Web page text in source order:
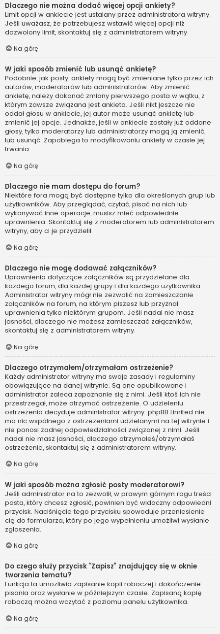
Dlaczego nie można dodać więcej opcji ankiety?
Limit opcji w ankiecie jest ustalany przez administratora witryny.
Jeśli uważasz, że potrzebujesz wstawić więcej opcji niż
dozwolony limit, skontaktuj się z administratorem witryny.
Na górę
W jaki sposób zmienić lub usunąć ankietę?
Podobnie, jak posty, ankiety mogą być zmieniane tylko przez ich
autorów, moderatorów lub administratorów. Aby zmienić
ankietę, należy dokonać zmiany pierwszego posta w wątku, z
którym zawsze związana jest ankieta. Jeśli nikt jeszcze nie
oddał głosu w ankiecie, jej autor może usunąć ankietę lub
zmienić jej opcje. Jednakże, jeśli w ankiecie zostały już oddane
głosy, tylko moderatorzy lub administratorzy mogą ją zmienić,
lub usunąć. Zapobiega to modyfikowaniu ankiety w czasie jej
trwania.
Na górę
Dlaczego nie mam dostępu do forum?
Niektóre fora mogą być dostępne tylko dla określonych grup lub
użytkowników. Aby przeglądać, czytać, pisać na nich lub
wykonywać inne operacje, musisz mieć odpowiednie
uprawnienia. Skontaktuj się z moderatorem lub administratorem
witryny, aby ci je przydzielił.
Na górę
Dlaczego nie mogę dodawać załączników?
Uprawnienia dotyczące załączników są przydzielane dla
każdego forum, dla każdej grupy i dla każdego użytkownika.
Administrator witryny mógł nie zezwolić na zamieszczanie
załączników na forum, na którym piszesz lub przyznał
uprawnienia tylko niektórym grupom. Jeśli nadal nie masz
jasności, dlaczego nie możesz zamieszczać załączników,
skontaktuj się z administratorem witryny.
Na górę
Dlaczego otrzymałem/otrzymałam ostrzeżenie?
Każdy administrator witryny ma swoje zasady i regulaminy
obowiązujące na danej witrynie. Są one opublikowane i
administrator zaleca zapoznanie się z nimi. Jeśli ktoś ich nie
przestrzegał, może otrzymać ostrzeżenie. O udzieleniu
ostrzeżenia decyduje administrator witryny. phpBB Limited nie
ma nic wspólnego z ostrzeżeniami udzielanymi na tej witrynie i
nie ponosi żadnej odpowiedzialności związanej z nimi. Jeśli
nadal nie masz jasności, dlaczego otrzymałeś/otrzymałaś
ostrzeżenie, skontaktuj się z administratorem witryny.
Na górę
W jaki sposób można zgłosić posty moderatorowi?
Jeśli administrator na to zezwolił, w prawym górnym rogu treści
posta, który chcesz zgłosić, powinien być widoczny odpowiedni
przycisk. Naciśnięcie tego przycisku spowoduje przeniesienie
cię do formularza, który po jego wypełnieniu umożliwi wysłanie
zgłoszenia.
Na górę
Do czego służy przycisk “Zapisz” znajdujący się w oknie
tworzenia tematu?
Funkcja ta umożliwia zapisanie kopii roboczej i dokończenie
pisania oraz wysłanie w późniejszym czasie. Zapisaną kopię
roboczą można wczytać z poziomu panelu użytkownika.
Na górę